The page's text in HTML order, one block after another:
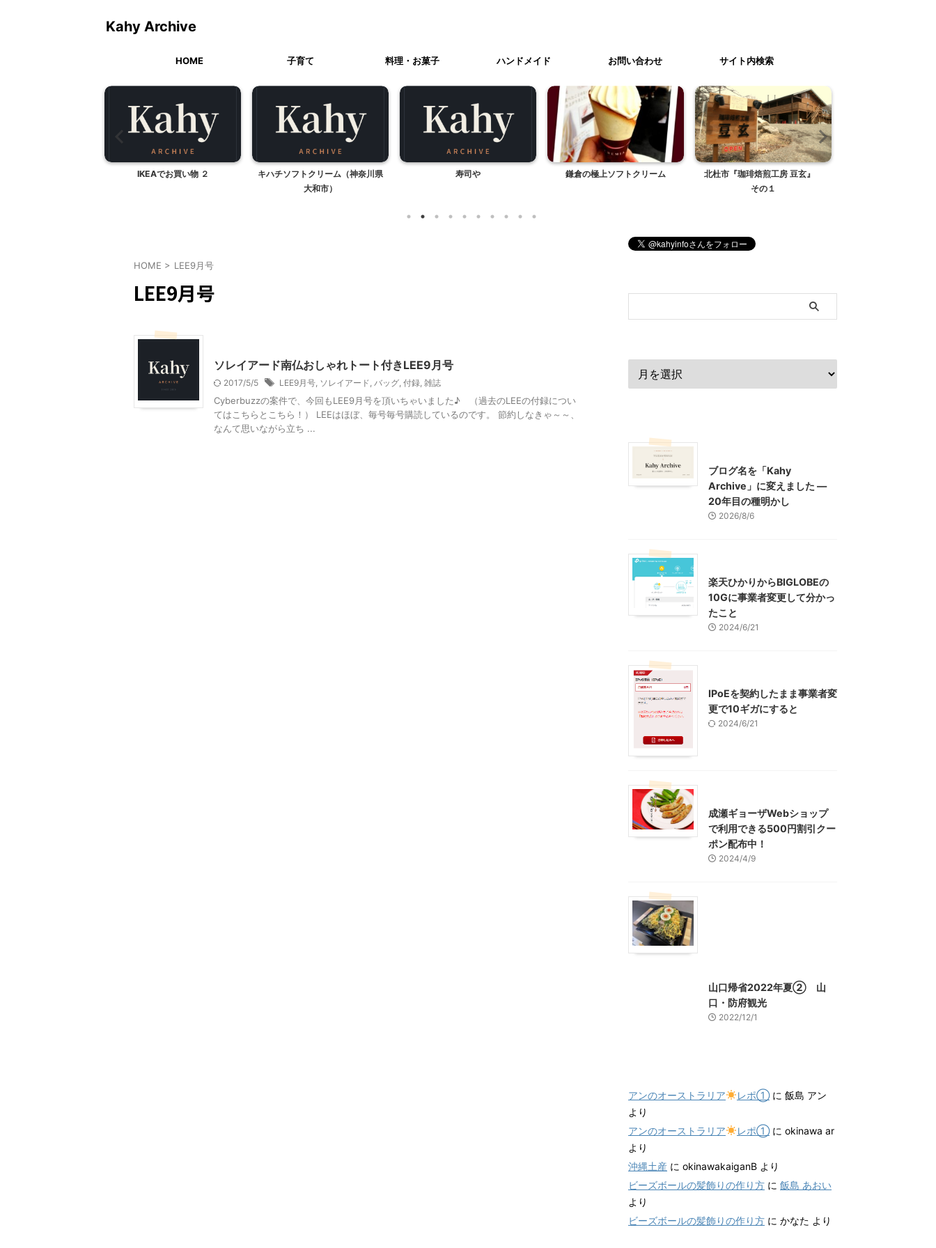
Kahy Archive
HOME 子育て 料理・お菓子 ハンドメイド お問い合わせ サイト内検索
IKEAでお買い物 ２
キハチソフトクリーム（神奈川県
大和市）
寿司や 鎌倉の極上ソフトクリーム
北杜市『珈琲焙煎工房 豆玄』
その１
HOME > LEE9月号
LEE9月号
ソレイアード南仏おしゃれトート付きLEE9月号
2017/5/5 LEE9月号 ソレイアード バッグ 付録 雑誌
Cyberbuzzの案件で、今回もLEE9月号を頂いちゃいました♪ （過去のLEEの付録につい
てはこちらとこちら！） LEEはほぼ、毎号毎号購読しているのです。 節約しなきゃ～～、
なんて思いながら立ち ...
ブログ名を「Kahy
Archive」に変えました ―
20年目の種明かし
2026/8/6
楽天ひかりからBIGLOBEの
10Gに事業者変更して分かっ
たこと
2024/6/21
IPoEを契約したまま事業者変
更で10ギガにすると
2024/6/21
成瀬ギョーザWebショップ
で利用できる500円割引クー
ポン配布中！
2024/4/9
山口帰省2022年夏② 山
口・防府観光
2022/12/1
アンのオーストラリア レポ①に 飯島 アン
より
アンのオーストラリア
レポ①に okinawa ar
より
沖縄土産 に okinawakaiganB より
ビーズボールの髪飾りの作り方 に 飯島 あおい
より
ビーズボールの髪飾りの作り方 に かなた より